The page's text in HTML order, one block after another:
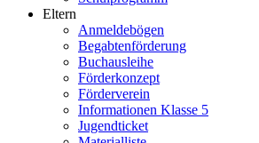
Eltern
Anmeldebögen
Begabtenförderung
Buchausleihe
Förderkonzept
Förderverein
Informationen Klasse 5
Jugendticket